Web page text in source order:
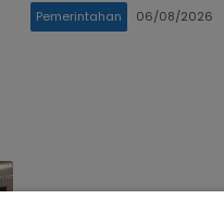
Pemerintahan 06/08/2026